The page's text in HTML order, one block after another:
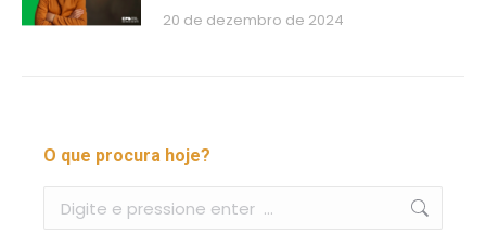
20 de dezembro de 2024
O que procura hoje?
Buscar